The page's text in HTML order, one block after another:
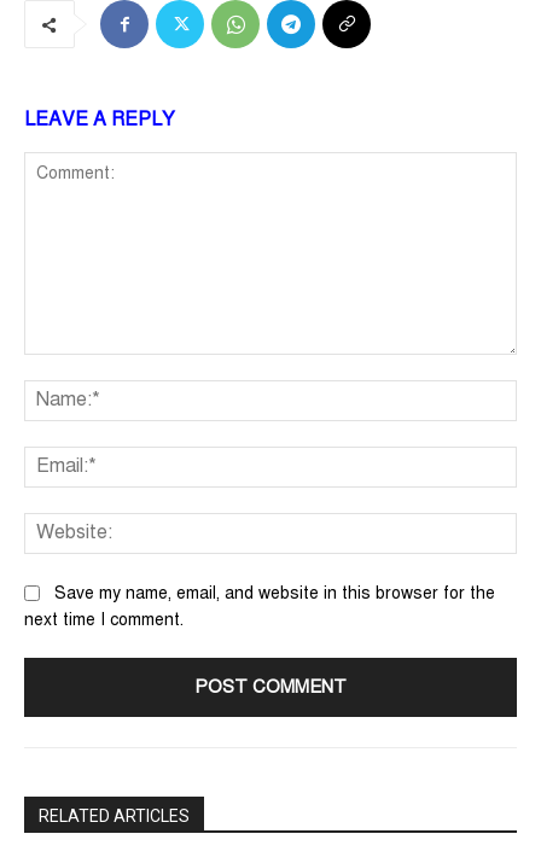
LEAVE A REPLY
Save my name, email, and website in this browser for the
next time I comment.
RELATED ARTICLES